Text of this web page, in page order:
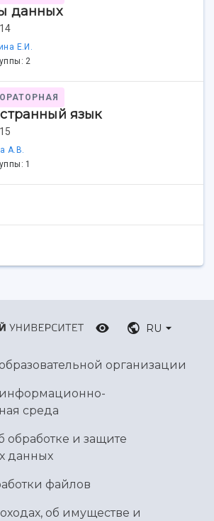
авиационных двигателей
сад
межвузовский кампус
организации
документы
данных
Е.И.
2
язык
А.В.
1
RU
организации
среда
обработке и защите
данных
файлов
об имуществе и